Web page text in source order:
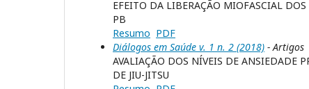
EFEITO DA LIBERAÇÃO MIOFASCIAL
PB
Resumo PDF
Diálogos em Saúde v. 1 n. 2 (2018) - Artigos
AVALIAÇÃO DOS NÍVEIS DE ANSIEDADE
DE JIU-JITSU